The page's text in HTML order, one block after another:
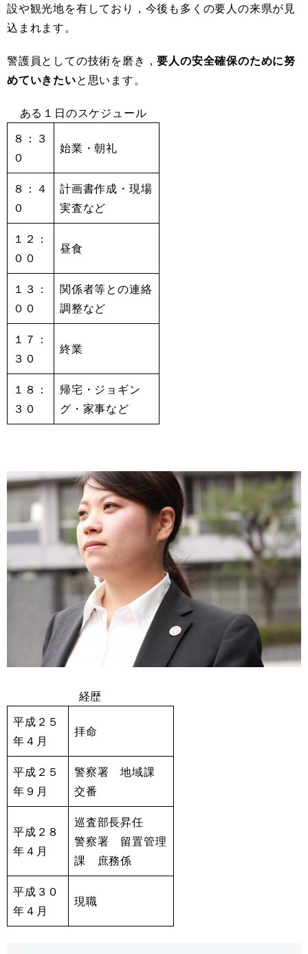
設や観光地を有しており，今後も多くの要人の来県が見
込まれます。
警護員としての技術を磨き，要人の安全確保のために努
めていきたいと思います。
ある１日のスケジュール
８：３
０
始業・朝礼
８：４
０
計画書作成・現場
実査など
１２：
００
昼食
１３：
００
関係者等との連絡
調整など
１７：
３０
終業
１８：
３０
帰宅・ジョギン
グ・家事など
経歴
平成２５
年４月
拝命
平成２５
年９月
警察署 地域課
交番
平成２８
年４月
巡査部長昇任
警察署 留置管理
課 庶務係
平成３０
年４月
現職